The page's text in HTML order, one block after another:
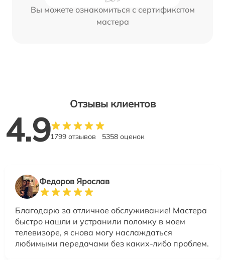
Вы можете ознакомиться с сертификатом
мастера
Отзывы клиентов
4.91799 отзывов 5358 оценок
Федоров Ярослав
Благодарю за отличное обслуживание! Мастера
быстро нашли и устранили поломку в моем
телевизоре, я снова могу наслаждаться
любимыми передачами без каких-либо проблем.